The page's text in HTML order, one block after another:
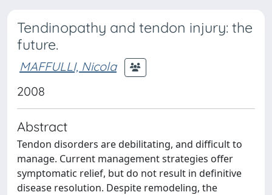
Tendinopathy and tendon injury: the
future.
MAFFULLI, Nicola
2008
Abstract
Tendon disorders are debilitating, and difficult to
manage. Current management strategies offer
symptomatic relief, but do not result in definitive
disease resolution. Despite remodeling, the